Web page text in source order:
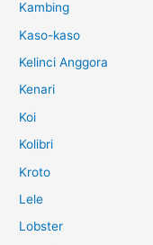
Kambing
Kaso-kaso
Kelinci Anggora
Kenari
Koi
Kolibri
Kroto
Lele
Lobster